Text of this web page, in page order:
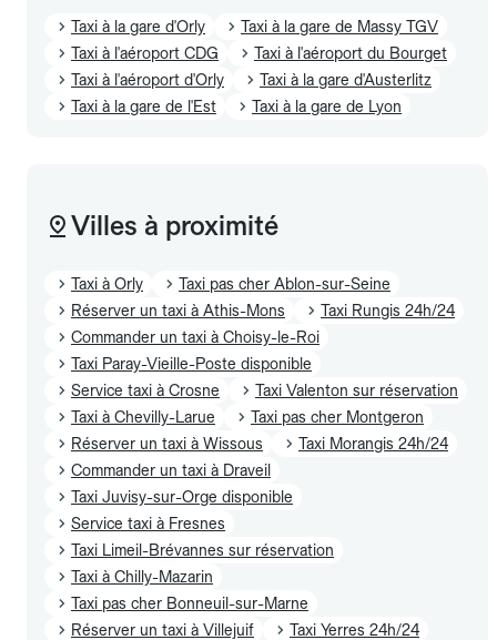
Taxi à la gare d'Orly
Taxi à la gare de Massy TGV
Taxi à l'aéroport CDG
Taxi à l'aéroport du Bourget
Taxi à l'aéroport d'Orly
Taxi à la gare d'Austerlitz
Taxi à la gare de l'Est
Taxi à la gare de Lyon
Villes à proximité
Taxi à Orly
Taxi pas cher Ablon-sur-Seine
Réserver un taxi à Athis-Mons
Taxi Rungis 24h/24
Commander un taxi à Choisy-le-Roi
Taxi Paray-Vieille-Poste disponible
Service taxi à Crosne
Taxi Valenton sur réservation
Taxi à Chevilly-Larue
Taxi pas cher Montgeron
Réserver un taxi à Wissous
Taxi Morangis 24h/24
Commander un taxi à Draveil
Taxi Juvisy-sur-Orge disponible
Service taxi à Fresnes
Taxi Limeil-Brévannes sur réservation
Taxi à Chilly-Mazarin
Taxi pas cher Bonneuil-sur-Marne
Réserver un taxi à Villejuif
Taxi Yerres 24h/24